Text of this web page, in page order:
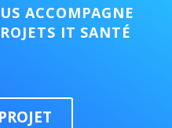
ACCOMPAGNE
IT SANTÉ